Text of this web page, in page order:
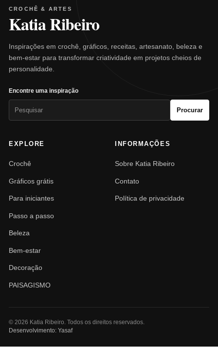
CROCHÊ & ARTES
Katia Ribeiro
Inspirações em crochê, gráficos, receitas, artesanato, beleza e
bem-estar para transformar criatividade em projetos cheios de
personalidade.
Encontre uma inspiração
Procurar
EXPLORE
Crochê
Gráficos grátis
Para iniciantes
Passo a passo
Beleza
Bem-estar
Decoração
PAISAGISMO
INFORMAÇÕES
Sobre Katia Ribeiro
Contato
Política de privacidade
© 2026 Katia Ribeiro. Todos os direitos reservados.
Desenvolvimento: Yasaf